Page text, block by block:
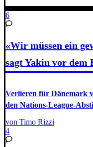
6
«Wir müssen ein
sagt Yakin vor dem
Verlieren für Dänemark
den Nations-League-
von Timo Rizzi
4